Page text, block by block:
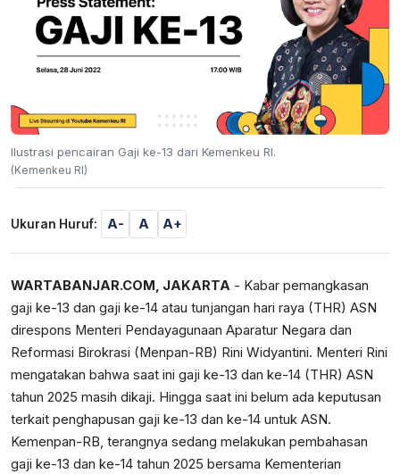
Ilustrasi pencairan Gaji ke-13 dari Kemenkeu RI.
(Kemenkeu RI)
Ukuran Huruf: A- A A+
WARTABANJAR.COM, JAKARTA - Kabar pemangkasan
gaji ke-13 dan gaji ke-14 atau tunjangan hari raya (THR) ASN
direspons Menteri Pendayagunaan Aparatur Negara dan
Reformasi Birokrasi (Menpan-RB) Rini Widyantini. Menteri Rini
mengatakan bahwa saat ini gaji ke-13 dan ke-14 (THR) ASN
tahun 2025 masih dikaji. Hingga saat ini belum ada keputusan
terkait penghapusan gaji ke-13 dan ke-14 untuk ASN.
Kemenpan-RB, terangnya sedang melakukan pembahasan
gaji ke-13 dan ke-14 tahun 2025 bersama Kementerian